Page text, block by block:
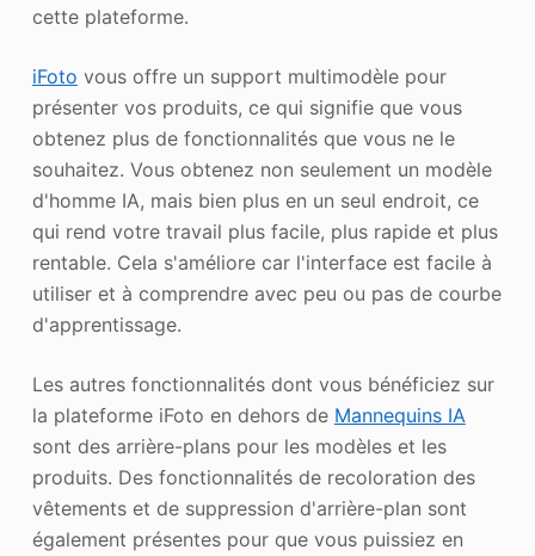
cette plateforme.
iFoto vous offre un support multimodèle pour
présenter vos produits, ce qui signifie que vous
obtenez plus de fonctionnalités que vous ne le
souhaitez. Vous obtenez non seulement un modèle
d'homme IA, mais bien plus en un seul endroit, ce
qui rend votre travail plus facile, plus rapide et plus
rentable. Cela s'améliore car l'interface est facile à
utiliser et à comprendre avec peu ou pas de courbe
d'apprentissage.
Les autres fonctionnalités dont vous bénéficiez sur
la plateforme iFoto en dehors de Mannequins IA
sont des arrière-plans pour les modèles et les
produits. Des fonctionnalités de recoloration des
vêtements et de suppression d'arrière-plan sont
également présentes pour que vous puissiez en